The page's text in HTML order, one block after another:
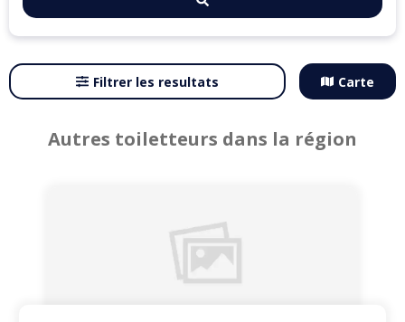
Filtrer les resultats Carte
Autres toiletteurs dans la région